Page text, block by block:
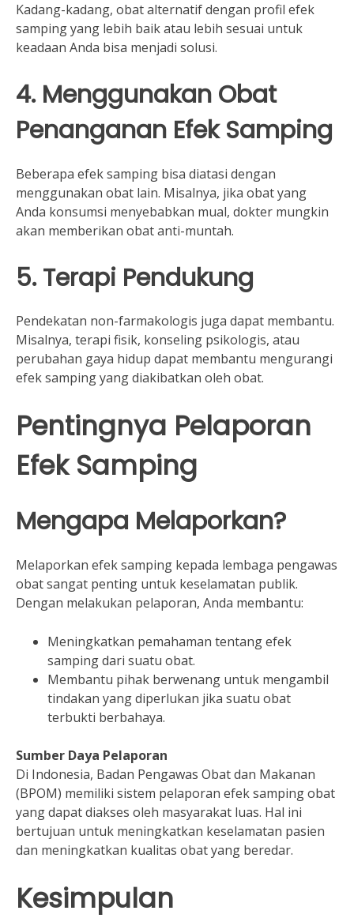
Kadang-kadang, obat alternatif dengan profil efek
samping yang lebih baik atau lebih sesuai untuk
keadaan Anda bisa menjadi solusi.
4. Menggunakan Obat
Penanganan Efek Samping
Beberapa efek samping bisa diatasi dengan
menggunakan obat lain. Misalnya, jika obat yang
Anda konsumsi menyebabkan mual, dokter mungkin
akan memberikan obat anti-muntah.
5. Terapi Pendukung
Pendekatan non-farmakologis juga dapat membantu.
Misalnya, terapi fisik, konseling psikologis, atau
perubahan gaya hidup dapat membantu mengurangi
efek samping yang diakibatkan oleh obat.
Pentingnya Pelaporan
Efek Samping
Mengapa Melaporkan?
Melaporkan efek samping kepada lembaga pengawas
obat sangat penting untuk keselamatan publik.
Dengan melakukan pelaporan, Anda membantu:
Meningkatkan pemahaman tentang efek
samping dari suatu obat.
Membantu pihak berwenang untuk mengambil
tindakan yang diperlukan jika suatu obat
terbukti berbahaya.
Sumber Daya Pelaporan
Di Indonesia, Badan Pengawas Obat dan Makanan
(BPOM) memiliki sistem pelaporan efek samping obat
yang dapat diakses oleh masyarakat luas. Hal ini
bertujuan untuk meningkatkan keselamatan pasien
dan meningkatkan kualitas obat yang beredar.
Kesimpulan